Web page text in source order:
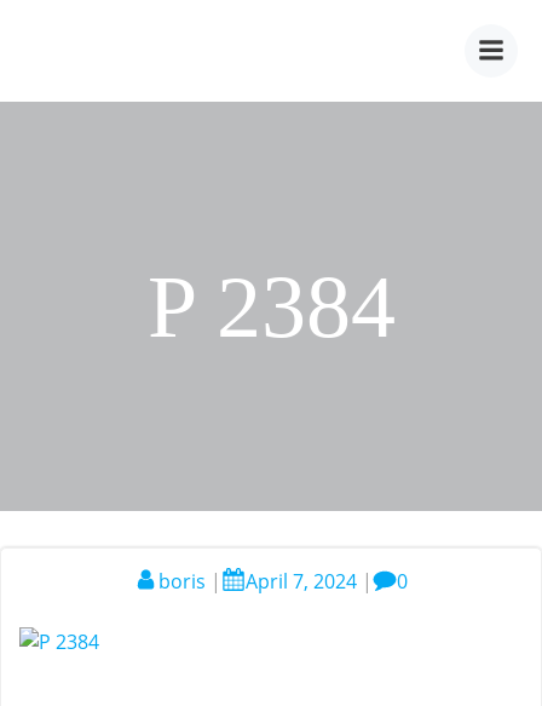
P 2384
boris | April 7, 2024 | 0